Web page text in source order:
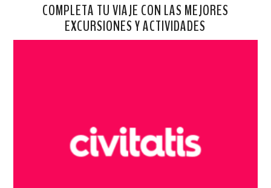
COMPLETA TU VIAJE CON LAS MEJORES
EXCURSIONES Y ACTIVIDADES